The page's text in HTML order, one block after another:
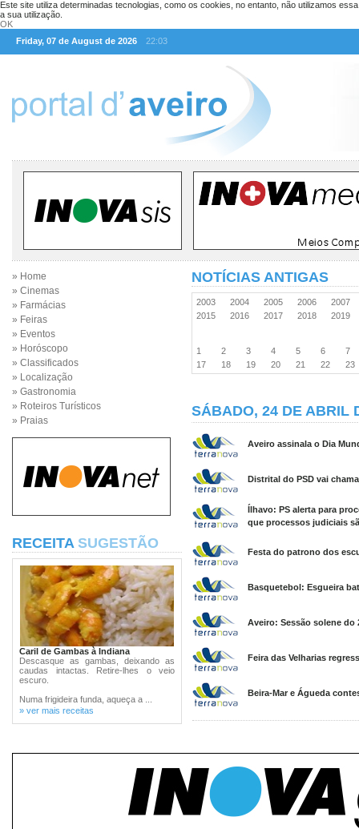
Este site utiliza determinadas tecnologias, como os cookies, no entanto, não utilizamos
a sua utilização.
OK
Friday, 07 de August de 2026
22:03
» Home
» Cinemas
» Farmácias
» Feiras
» Eventos
» Horóscopo
» Classificados
» Localização
» Gastronomia
» Roteiros Turísticos
» Praias
RECEITA SUGESTÃO
Caril de Gambas à Indiana
Descasque as gambas, deixando as
caudas intactas. Retire-lhes o veio
escuro.
Numa frigideira funda, aqueça a ...
» ver mais receitas
NOTÍCIAS ANTIGAS
2003 2004 2005 2006
2007
2015
2016 2017 2018 2019
1 2 3 4 5 6
7
17
18 19 20 21 22 23
SÁBADO, 24 DE ABRIL
Aveiro assinala o Dia
Distrital do PSD vai
Ílhavo: PS alerta para
que processos judiciais
Festa do patrono dos
Basquetebol: Esgueira
Aveiro: Sessão solene do
Feira das Velharias
Beira-Mar e Águeda